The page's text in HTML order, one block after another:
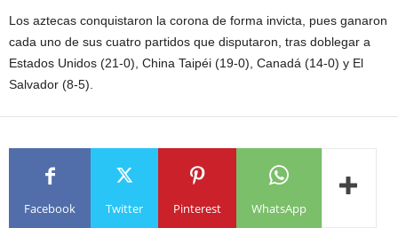
Los aztecas conquistaron la corona de forma invicta, pues ganaron
cada uno de sus cuatro partidos que disputaron, tras doblegar a
Estados Unidos (21-0), China Taipéi (19-0), Canadá (14-0) y El
Salvador (8-5).
Facebook Twitter Pinterest WhatsApp